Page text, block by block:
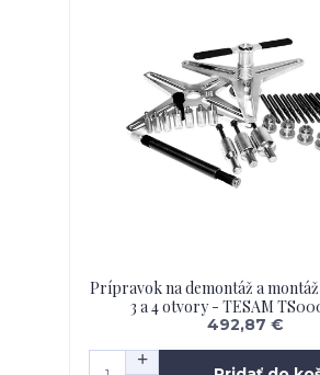
Prípravok na demontáž a
3 a 4 otvory - TESAM
492,87 €